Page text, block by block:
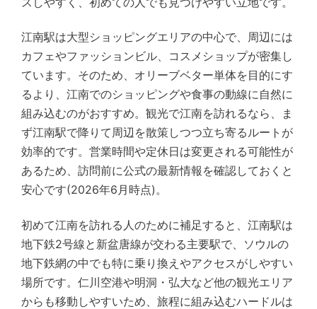
江南駅は大型ショッピングエリアの中心で、周辺には
カフェやファッションビル、コスメショップが密集し
ています。そのため、オリーブベター単体を目的にす
るより、江南でのショッピングや食事の動線に自然に
組み込むのがおすすめ。観光で江南を訪れるなら、ま
ず江南駅で降りて周辺を散策しつつ立ち寄るルートが
効率的です。営業時間や定休日は変更される可能性が
あるため、訪問前に公式の最新情報を確認しておくと
安心です(2026年6月時点)。
初めて江南を訪れる人のために補足すると、江南駅は
地下鉄2号線と新盆唐線が交わる主要駅で、ソウルの
地下鉄網の中でも特に乗り換えやアクセスがしやすい
場所です。仁川空港や明洞・弘大など他の観光エリア
からも移動しやすいため、旅程に組み込むハードルは